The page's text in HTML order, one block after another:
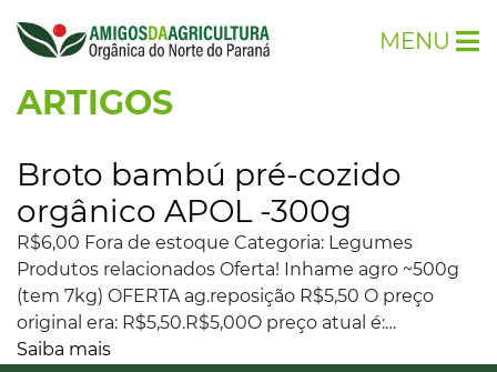
MENU
ARTIGOS
Broto bambú pré-cozido
orgânico APOL -300g
R$6,00 Fora de estoque Categoria: Legumes
Produtos relacionados Oferta! Inhame agro ~500g
(tem 7kg) OFERTA ag.reposição R$5,50 O preço
original era: R$5,50.R$5,00O preço atual é:…
Saiba mais